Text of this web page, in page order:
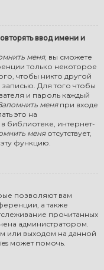
ввод имени и
меня, вы сможете
только некоторое
чтобы никто другой
Для того чтобы
и пароль каждый
меняпри входе
это на
библиотеке, интернет-
меняотсутствует,
функцию.
позволяют вам
а также
прочитанных
администратором.
или выходом на данной
может помочь.